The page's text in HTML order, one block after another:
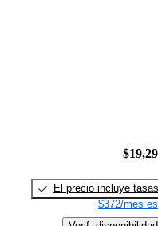
El precio incluye tasas
$372/mes